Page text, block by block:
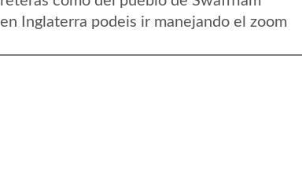
Inglaterra podeis ir manejando el zoom